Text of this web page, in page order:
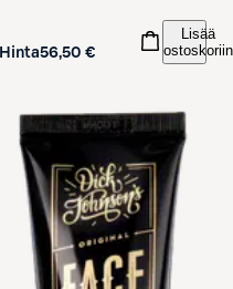
Hinta56,50 €
Lisää
ostoskoriin